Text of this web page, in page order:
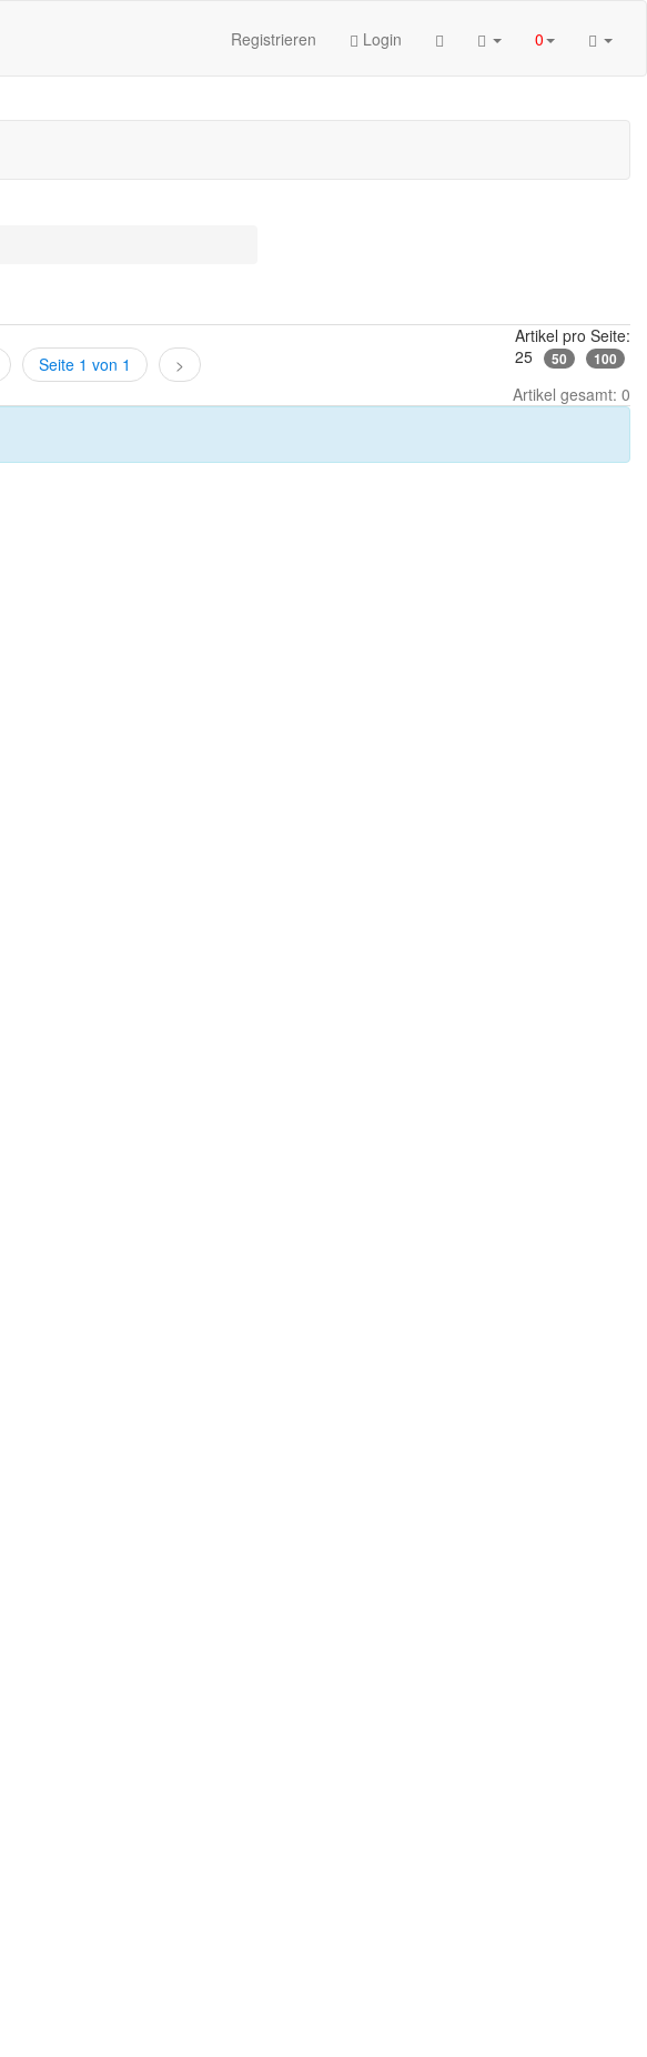
Registrieren Login 0
Seite 1 von 1 >
Artikel pro Seite:
25
50 100
Artikel gesamt: 0